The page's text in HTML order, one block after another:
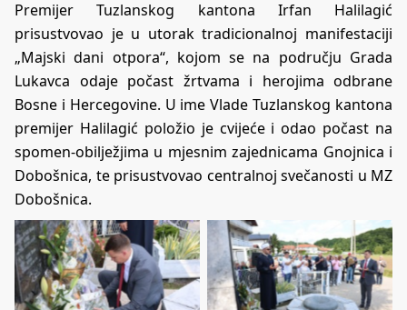
Premijer Tuzlanskog kantona Irfan Halilagić
prisustvovao je u utorak tradicionalnoj manifestaciji
„Majski dani otpora“, kojom se na području Grada
Lukavca odaje počast žrtvama i herojima odbrane
Bosne i Hercegovine. U ime Vlade Tuzlanskog kantona
premijer Halilagić položio je cvijeće i odao počast na
spomen-obilježjima u mjesnim zajednicama Gnojnica i
Dobošnica, te prisustvovao centralnoj svečanosti u MZ
Dobošnica.